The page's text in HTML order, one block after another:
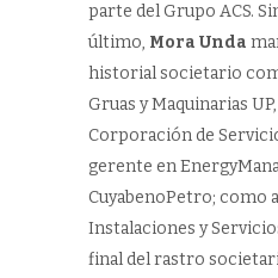
parte del Grupo ACS.
último, Mora Unda
historial societario
Gruas y Maquinarias
Corporación de
gerente en
CuyabenoPetro; como
Instalaciones y
final del rastro